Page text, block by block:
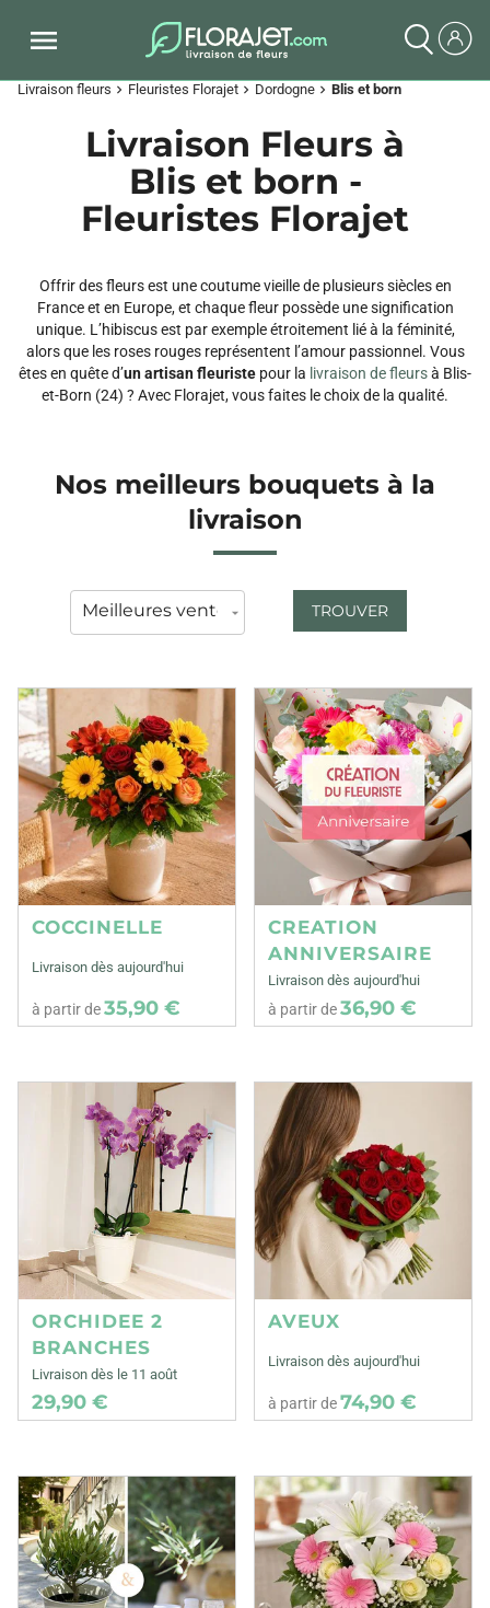
Livraison fleurs chevron_right Fleuristes Florajet chevron_right Dordogne chevron_right Blis et born
Livraison Fleurs à
Blis et born -
Fleuristes Florajet
Offrir des fleurs est une coutume vieille de plusieurs siècles en
France et en Europe, et chaque fleur possède une signification
unique. L’hibiscus est par exemple étroitement lié à la féminité,
alors que les roses rouges représentent l’amour passionnel. Vous
êtes en quête d’un artisan fleuriste pour la livraison de fleursà Blis-
et-Born (24) ? Avec Florajet, vous faites le choix de la qualité.
Nos meilleurs bouquets à la
livraison
TROUVER
COCCINELLE
Livraison dès aujourd'hui
à partir de35,90 €
CREATION
ANNIVERSAIRE
Livraison dès aujourd'hui
à partir de36,90 €
ORCHIDEE 2
BRANCHES
Livraison dès le 11 août
29,90 €
AVEUX
Livraison dès aujourd'hui
à partir de74,90 €